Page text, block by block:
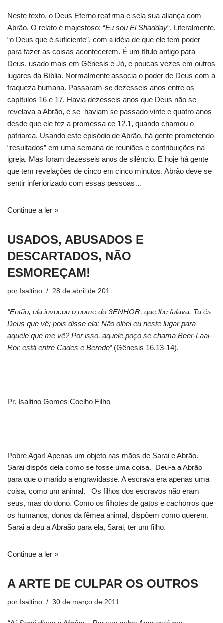
Neste texto, o Deus Eterno reafirma e sela sua aliança com
Abrão. O relato é majestoso: “Eu sou El Shadday“. Literalmente,
“o Deus que é suficiente”, com a idéia de que ele tem poder
para fazer as coisas acontecerem. É um título antigo para
Deus, usado mais em Gênesis e Jó, e poucas vezes em outros
lugares da Bíblia. Normalmente associa o poder de Deus com a
fraqueza humana. Passaram-se dezesseis anos entre os
capítulos 16 e 17. Havia dezesseis anos que Deus não se
revelava a Abrão, e se haviam se passado vinte e quatro anos
desde que ele fez a promessa de 12.1, quando chamou o
patriarca. Usando este episódio de Abrão, há gente prometendo
“resultados” em uma semana de reuniões e contribuições na
igreja. Mas foram dezesseis anos de silêncio. E hoje há gente
que tem revelações de cinco em cinco minutos. Abrão deve se
sentir inferiorizado com essas pessoas…
Continue a ler »
USADOS, ABUSADOS E
DESCARTADOS, NÃO
ESMOREÇAM!
por Isaltino 28 de abril de 2011
“Então, ela invocou o nome do SENHOR, que lhe falava: Tu és
Deus que vê; pois disse ela: Não olhei eu neste lugar para
aquele que me vê? Por isso, aquele poço se chama Beer-Laai-
Roi; está entre Cades e Berede”(Gênesis 16.13-14).
Pr. Isaltino Gomes Coelho Filho
Pobre Agar! Apenas um objeto nas mãos de Sarai e Abrão.
Sarai dispôs dela como se fosse uma coisa. Deu-a a Abrão
para que o marido a engravidasse. A escrava era apenas uma
coisa, como um animal. Os filhos dos escravos não eram
seus, mas do dono. Como os filhotes de gatos e cachorros que
os humanos, donos da fêmea animal, dispõem como querem.
Sarai a deu a Abraão para ela, Sarai, ter um filho.
Continue a ler »
A ARTE DE CULPAR OS OUTROS
por Isaltino 30 de março de 2011